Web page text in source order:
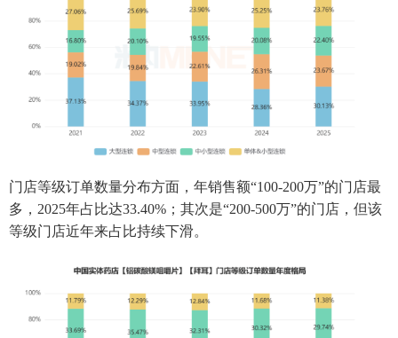
门店等级订单数量分布方面，年销售额“100-200万”的门店最
多，2025年占比达33.40%；其次是“200-500万”的门店，但该
等级门店近年来占比持续下滑。